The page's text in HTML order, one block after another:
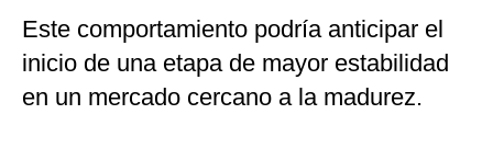
Este comportamiento podría anticipar el
inicio de una etapa de mayor estabilidad
en un mercado cercano a la madurez.